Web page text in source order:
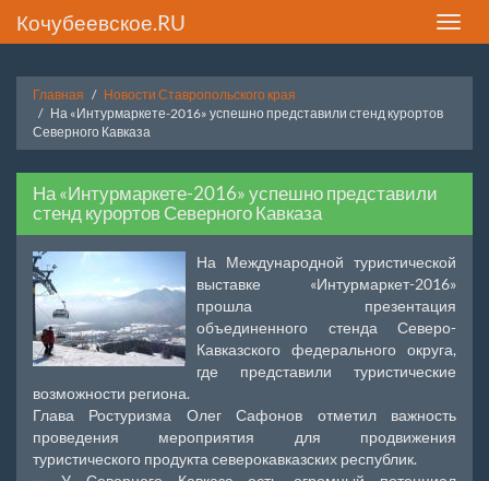
Toggle
Кочубеевское.RU
Главная
Новости Ставропольского края
На «Интурмаркете-2016» успешно представили стенд курортов
Северного Кавказа
На «Интурмаркете-2016» успешно представили
стенд курортов Северного Кавказа
На Международной туристической
выставке «Интурмаркет-2016»
прошла презентация
объединенного стенда Северо-
Кавказского федерального округа,
где представили туристические
возможности региона.
Глава Ростуризма Олег Сафонов отметил важность
проведения мероприятия для продвижения
туристического продукта северокавказских республик.